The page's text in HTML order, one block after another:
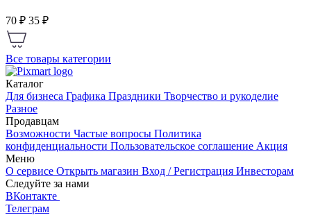
70 ₽ 35 ₽
Все товары категории
Каталог
Для бизнеса Графика Праздники Творчество и рукоделие
Разное
Продавцам
Возможности Частые вопросы Политика
конфиденциальности Пользовательское соглашение Акция
Меню
О сервисе Открыть магазин Вход / Регистрация Инвесторам
Следуйте за нами
ВКонтакте
Телеграм